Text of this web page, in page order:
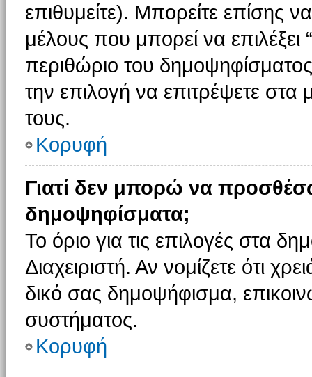
επιθυμείτε). Μπορείτε επίσης
μέλους που μπορεί να επιλέξει
περιθώριο του
την επιλογή να επιτρέψετε στα
τους.
Κορυφή
Γιατί δεν μπορώ να
δημοψηφίσματα;
Το όριο για τις επιλογές στα
Διαχειριστή. Αν νομίζετε ότι
δικό σας δημοψήφισμα,
συστήματος.
Κορυφή